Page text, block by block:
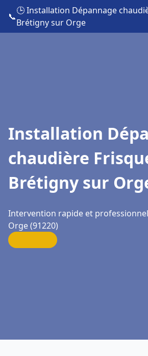
📞
🕒 Installation Dépannage
Brétigny sur Orge
Installation
chaudière
Brétigny sur
Intervention rapide et
Orge (91220)